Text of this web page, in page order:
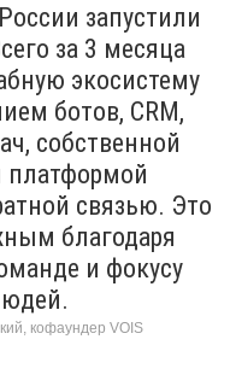
запустили
за 3 месяца
экосистему
ботов, CRM,
собственной
связью. Это
благодаря
и фокусу
кофаундер VOIS